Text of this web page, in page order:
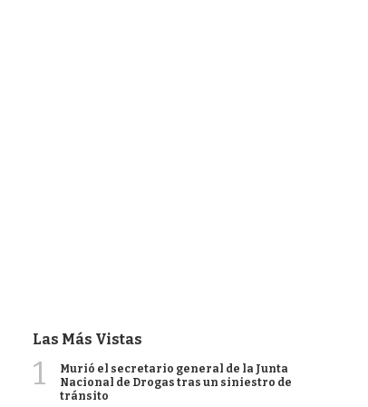
Las Más Vistas
1
Murió el secretario general de la Junta
Nacional de Drogas tras un siniestro de
tránsito